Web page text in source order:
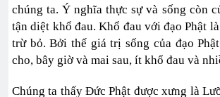
chúng ta. Ý nghĩa thực sự và sống còn
tận diệt khổ đau. Khổ đau với đạo Phật
trừ bỏ. Bởi thế giá trị sống của đạo
cho, bây giờ và mai sau, ít khổ đau và
Chúng ta thấy Đức Phật được xưng là